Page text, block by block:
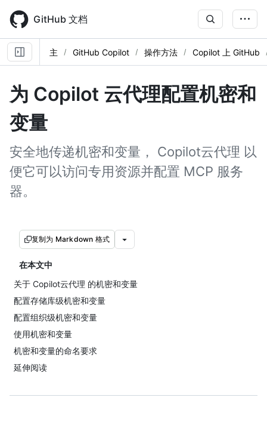
main
content
GitHub 文档
主 GitHub Copilot 操作方法 Copilot 上 GitHub
为 Copilot 云代理配置机密和
变量
安全地传递机密和变量， Copilot云代理 以
便它可以访问专用资源并配置 MCP 服务
器。
复制为 Markdown 格式
在本文中
关于 Copilot云代理 的机密和变量
配置存储库级机密和变量
配置组织级机密和变量
使用机密和变量
机密和变量的命名要求
延伸阅读